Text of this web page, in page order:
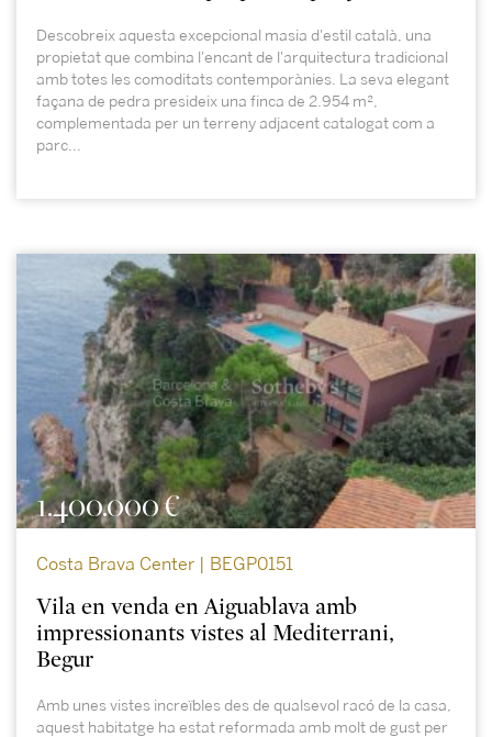
Descobreix aquesta excepcional masia d'estil català, una
propietat que combina l'encant de l'arquitectura tradicional
amb totes les comoditats contemporànies. La seva elegant
façana de pedra presideix una finca de 2.954 m²,
complementada per un terreny adjacent catalogat com a
parc...
1.400.000 €
Costa Brava Center | BEGP0151
Vila en venda en Aiguablava amb
impressionants vistes al Mediterrani,
Begur
Amb unes vistes increïbles des de qualsevol racó de la casa,
aquest habitatge ha estat reformada amb molt de gust per